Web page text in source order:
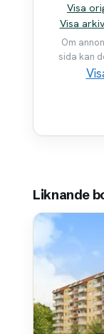
Visa
Visa
Om
sida kan
Liknande